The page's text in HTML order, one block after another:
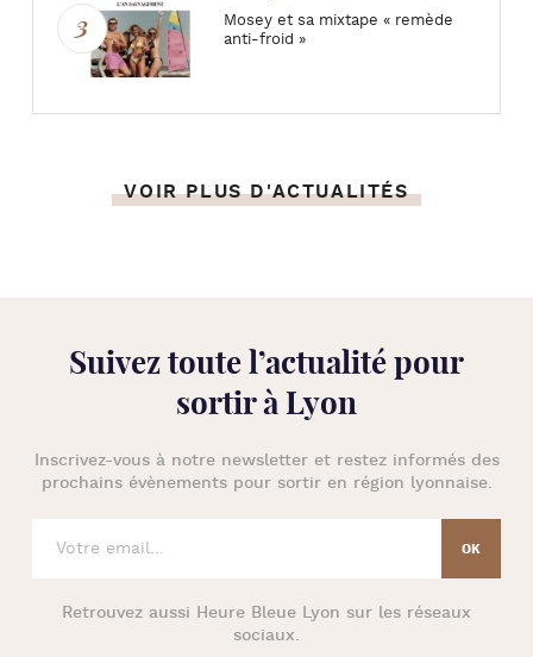
Mosey et sa mixtape « remède
anti-froid »
VOIR PLUS D'ACTUALITÉS
Suivez toute l’actualité pour
sortir à Lyon
Inscrivez-vous à notre newsletter et restez informés des
prochains évènements pour sortir en région lyonnaise.
Retrouvez aussi Heure Bleue Lyon sur les réseaux
sociaux.